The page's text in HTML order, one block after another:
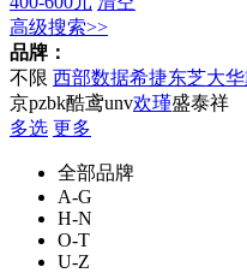
高级搜索>>
品牌：
不限 西部数据希捷东芝大华
京pzbk酷鸢unv欢瑾盛泰祥
多选 更多
全部品牌
A-G
H-N
O-T
U-Z